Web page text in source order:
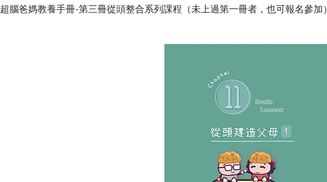
超腦爸媽教養手冊-第三冊從頭整合系列課程（未上過第一冊者，也可報名參加）